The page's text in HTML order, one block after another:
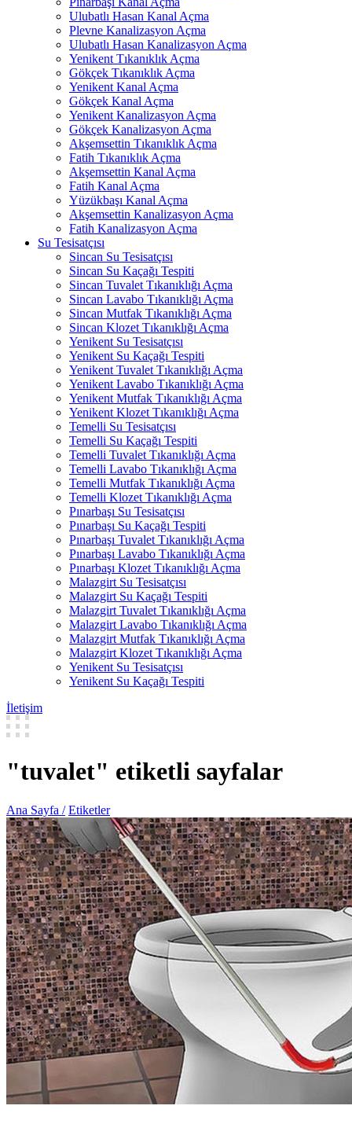
Ulubatlı Hasan Kanal Açma
Plevne Kanalizasyon Açma
Ulubatlı Hasan Kanalizasyon Açma
Yenikent Tıkanıklık Açma
Gökçek Tıkanıklık Açma
Yenikent Kanal Açma
Gökçek Kanal Açma
Yenikent Kanalizasyon Açma
Gökçek Kanalizasyon Açma
Akşemsettin Tıkanıklık Açma
Fatih Tıkanıklık Açma
Akşemsettin Kanal Açma
Fatih Kanal Açma
Yüzükbaşı Kanal Açma
Akşemsettin Kanalizasyon Açma
Fatih Kanalizasyon Açma
Su Tesisatçısı
Sincan Su Tesisatçısı
Sincan Su Kaçağı Tespiti
Sincan Tuvalet Tıkanıklığı Açma
Sincan Lavabo Tıkanıklığı Açma
Sincan Mutfak Tıkanıklığı Açma
Sincan Klozet Tıkanıklığı Açma
Yenikent Su Tesisatçısı
Yenikent Su Kaçağı Tespiti
Yenikent Tuvalet Tıkanıklığı Açma
Yenikent Lavabo Tıkanıklığı Açma
Yenikent Mutfak Tıkanıklığı Açma
Yenikent Klozet Tıkanıklığı Açma
Temelli Su Tesisatçısı
Temelli Su Kaçağı Tespiti
Temelli Tuvalet Tıkanıklığı Açma
Temelli Lavabo Tıkanıklığı Açma
Temelli Mutfak Tıkanıklığı Açma
Temelli Klozet Tıkanıklığı Açma
Pınarbaşı Su Tesisatçısı
Pınarbaşı Su Kaçağı Tespiti
Pınarbaşı Tuvalet Tıkanıklığı Açma
Pınarbaşı Lavabo Tıkanıklığı Açma
Pınarbaşı Klozet Tıkanıklığı Açma
Malazgirt Su Tesisatçısı
Malazgirt Su Kaçağı Tespiti
Malazgirt Tuvalet Tıkanıklığı Açma
Malazgirt Lavabo Tıkanıklığı Açma
Malazgirt Mutfak Tıkanıklığı Açma
Malazgirt Klozet Tıkanıklığı Açma
Yenikent Su Tesisatçısı
Yenikent Su Kaçağı Tespiti
İletişim
"tuvalet" etiketli sayfalar
Ana Sayfa / Etiketler